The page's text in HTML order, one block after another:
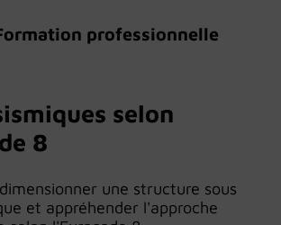
professionnelle
selon
8
une structure sous
et appréhender l'approche